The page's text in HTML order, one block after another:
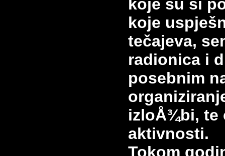
koje su si
koje
tečajeva,
radionica i
posebnim
izloÅ¾bi, te
aktivnosti.
Tokom